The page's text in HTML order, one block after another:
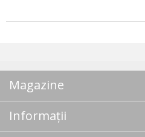
Magazine
Informații